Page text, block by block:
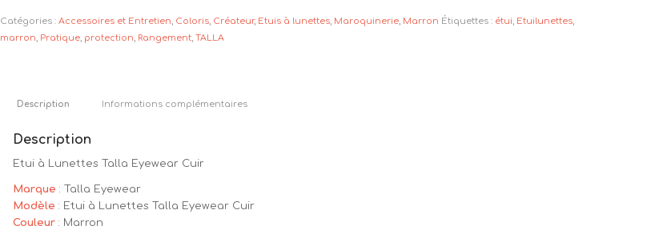
Catégories :Accessoires et Entretien, Coloris, Créateur, Etuis à lunettes, Maroquinerie, Marron Étiquettes : étui, Etuilunettes,
marron, Pratique, protection, Rangement,TALLA
Description Informations complémentaires
Description
Etui à Lunettes Talla Eyewear Cuir
Marque : Talla Eyewear
Modèle : Etui à Lunettes Talla Eyewear Cuir
Couleur : Marron